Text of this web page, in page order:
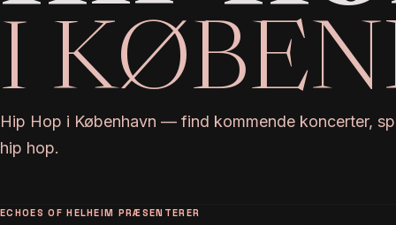
I
Hip Hop i København — find kommende koncerter,
hip hop.
ECHOES OF HELHEIM PRÆSENTERER